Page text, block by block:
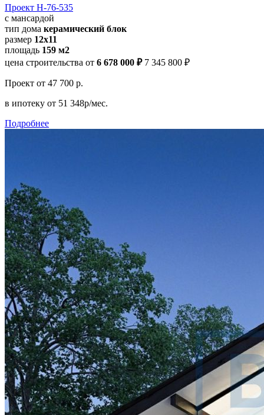
Проект Н-76-535
с мансардой
тип дома керамический блок
размер 12х11
площадь 159 м2
цена строительства от 6 678 000 ₽ 7 345 800 ₽
Проект от 47 700 р.
в ипотеку от 51 348р/мес.
Подробнее